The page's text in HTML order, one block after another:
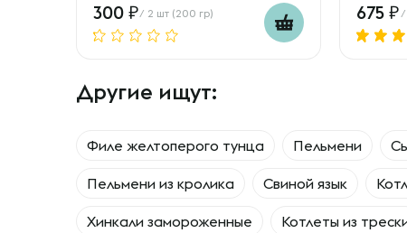
300 / 2 шт (200 гр) 675 /
Другие ищут:
Филе желтоперого тунца Пельмени
Пельмени из кролика Свиной язык
Хинкали замороженные Котлеты из